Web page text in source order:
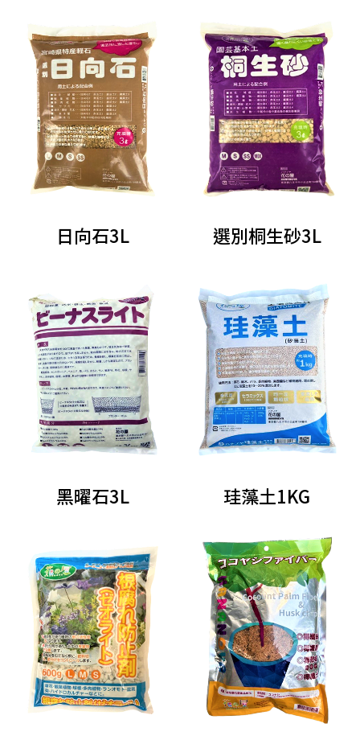
日向石3L 選別桐生砂3L
黑曜石3L 珪藻土1KG